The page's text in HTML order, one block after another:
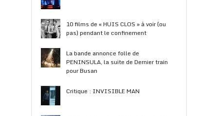
10 films de « HUIS CLOS » à voir (ou
pas) pendant le confinement
La bande annonce folle de
PENINSULA, la suite de Dernier train
pour Busan
Critique : INVISIBLE MAN